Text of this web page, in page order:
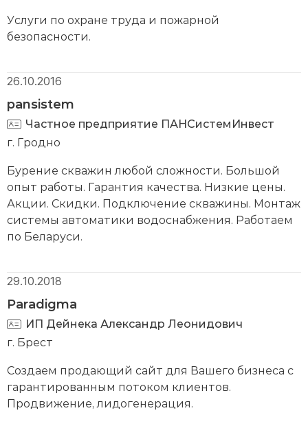
Услуги по охране труда и пожарной
безопасности.
26.10.2016
pansistem
Частное предприятие ПАНСистемИнвест
г. Гродно
Бурение скважин любой сложности. Большой
опыт работы. Гарантия качества. Низкие цены.
Акции. Скидки. Подключение скважины. Монтаж
системы автоматики водоснабжения. Работаем
по Беларуси.
29.10.2018
Paradigma
ИП Дейнека Александр Леонидович
г. Брест
Создаем продающий сайт для Вашего бизнеса с
гарантированным потоком клиентов.
Продвижение, лидогенерация.